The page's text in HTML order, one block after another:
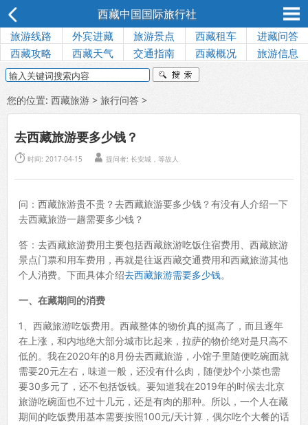
西藏中国国际旅行社
旅游线路 外宾进藏 旅游景点 西藏租车
进藏问答
西藏攻略
西藏天气 交通指南 西藏概况 旅游信息
您的位置: 西藏旅游 > 旅行问答 >
去西藏旅游要多少钱？
 时间: 2017-04-15  提问者: 长安城，等故人
问：西藏旅游贵不贵？去西藏旅游要多少钱？有没有人介绍一下
去西藏旅游一趟需要多少钱？
答：去西藏旅游费用主要包括西藏旅游吃饭住宿费用、西藏旅游
景点门票和用车费用，再就是往返西藏交通费用和西藏旅游其他
个人消费。下面具体介绍去西藏旅游需要多少钱。
一、在藏期间的消费
1、西藏旅游吃饭费用。西藏整体的物价真的挺高了，而且逐年
在上涨，和内地绝大部分城市比起来，拉萨的物价绝对是只高不
低的。我在2020年的8月份去西藏旅游，小馆子里随便吃碗面就
需要20元左右，味道一般，还没有什么肉，随便炒个小菜也需
要30多元了，还不包括饭钱。要知道我在2019年的时候去北京
旅游吃碗面也不过十几元，还是有肉的那种。所以，一个人在藏
期间的吃饭费用基本需要按照100元/天计算，偶尔吃个大餐的话